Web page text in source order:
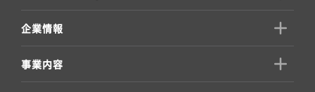
企業情報
事業内容